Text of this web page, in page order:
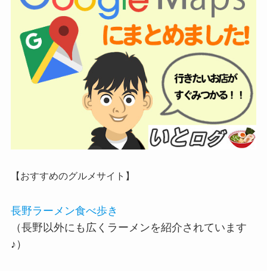
【おすすめのグルメサイト】
長野ラーメン食べ歩き
（長野以外にも広くラーメンを紹介されています
♪）